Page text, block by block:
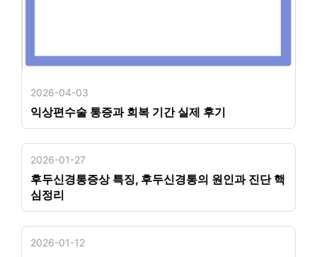
2026-04-03
익상편수술 통증과 회복 기간 실제 후기
2026-01-27
후두신경통증상 특징, 후두신경통의 원인과 진단 핵
심정리
2026-01-12